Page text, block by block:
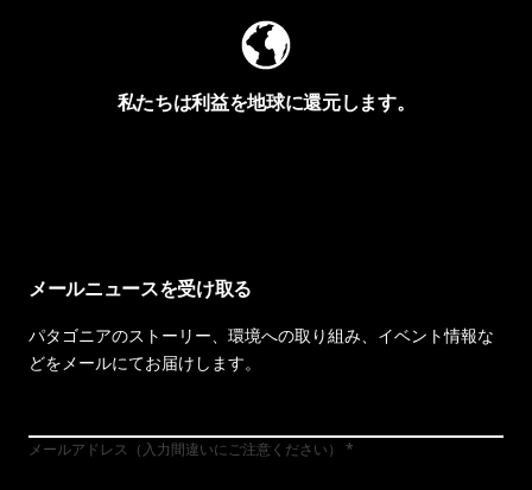
私たちは利益を地球に還元します。
メールニュースを受け取る
パタゴニアのストーリー、環境への取り組み、イベント情報な
どをメールにてお届けします。
メールアドレス（入力間違いにご注意ください）